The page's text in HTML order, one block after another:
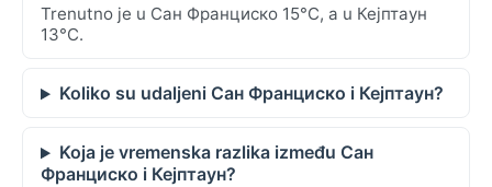
Trenutno je u Сан Франциско 15°C, a u Кејптаун
13°C.
Koliko su udaljeni Сан Франциско i Кејптаун?
Koja je vremenska razlika između Сан
Франциско i Кејптаун?